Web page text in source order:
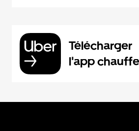
Télécharger
l'app